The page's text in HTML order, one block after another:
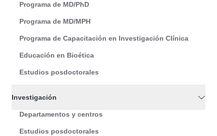
Programa de MD/PhD
Programa de MD/MPH
Programa de Capacitación en Investigación Clínica
Educación en Bioética
Estudios posdoctorales
Investigación
Departamentos y centros
Estudios posdoctorales